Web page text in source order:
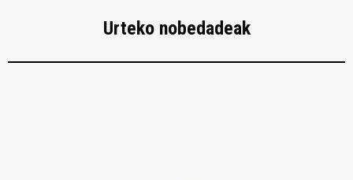
Urteko nobedadeak